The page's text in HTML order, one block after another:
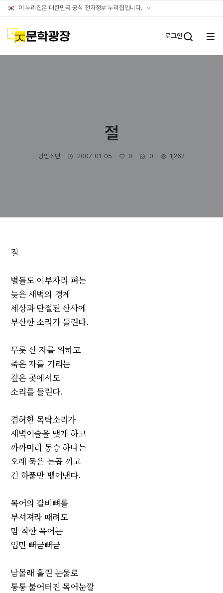
이 누리집은 대한민국 공식 전자정부 누리집입니다. 공식
문학광장 로그인
전체
절
작성자
낭만소년 작성일
2007-01-05 좋아요
0 댓글수
0 조회수
1,262
절
별들도 이부자리 펴는
늦은 새벽의 경계
세상과 단절된 산사에
부산한 소리가 들린다.
무릇 산 자를 위하고
죽은 자를 기리는
깊은 곳에서도
소리를 들린다.
겸허한 목탁소리가
새벽이슬을 맺게 하고
까까머리 동승 하나는
오래 묵은 눈곱 끼고
긴 하품만 뱉어낸다.
목어의 갈비뼈를
부셔져라 때려도
맘 착한 목어는
입만 뻐금뻐금
남몰래 흘린 눈물로
퉁퉁 불어터진 목어눈깔